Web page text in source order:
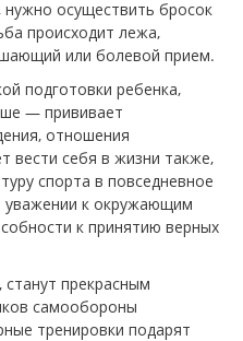
осуществить бросок
происходит лежа,
или болевой прием.
подготовки ребенка,
— прививает
отношения
вести себя в жизни также,
спорта в повседневное
уважении к окружающим
к принятию верных
прекрасным
самообороны
тренировки подарят